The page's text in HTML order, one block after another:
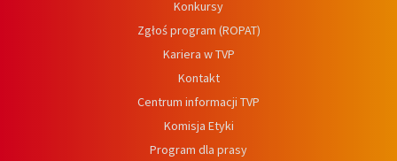
Konkursy
Zgłoś program (ROPAT)
Kariera w TVP
Kontakt
Centrum informacji TVP
Komisja Etyki
Program dla prasy